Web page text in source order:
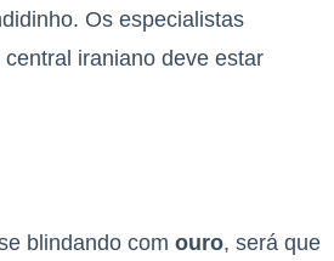
Os especialistas
iraniano deve estar
blindando com ouro, será que